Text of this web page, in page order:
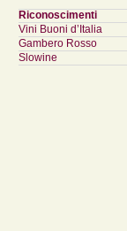
Riconoscimenti
Vini Buoni d’Italia
Gambero Rosso
Slowine